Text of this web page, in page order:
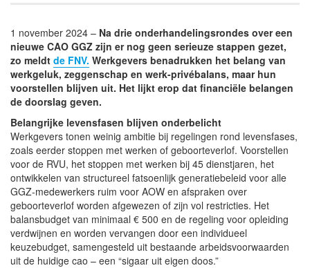
1 november 2024 – Na drie onderhandelingsrondes over een
nieuwe CAO GGZ zijn er nog geen serieuze stappen gezet,
zo meldt de FNV. Werkgevers benadrukken het belang van
werkgeluk, zeggenschap en werk-privébalans, maar hun
voorstellen blijven uit. Het lijkt erop dat financiële belangen
de doorslag geven.
Belangrijke levensfasen blijven onderbelicht
Werkgevers tonen weinig ambitie bij regelingen rond levensfases,
zoals eerder stoppen met werken of geboorteverlof. Voorstellen
voor de RVU, het stoppen met werken bij 45 dienstjaren, het
ontwikkelen van structureel fatsoenlijk generatiebeleid voor alle
GGZ-medewerkers ruim voor AOW en afspraken over
geboorteverlof worden afgewezen of zijn vol restricties. Het
balansbudget van minimaal € 500 en de regeling voor opleiding
verdwijnen en worden vervangen door een individueel
keuzebudget, samengesteld uit bestaande arbeidsvoorwaarden
uit de huidige cao – een “sigaar uit eigen doos.”